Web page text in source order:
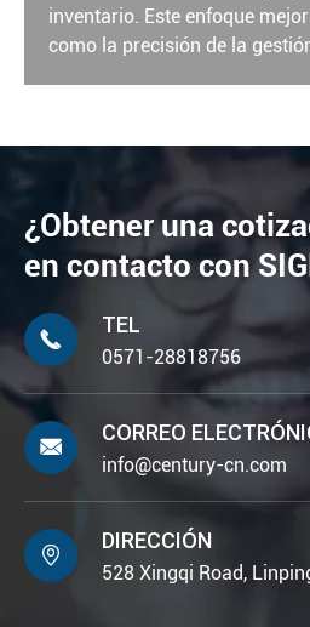
inventario. Este enfoque
como la precisión de la
¿Obtener una
en contacto con

TEL
0571-28818756

CORREO
info@century-cn.com

DIRECCIÓN
528 Xingqi Road,